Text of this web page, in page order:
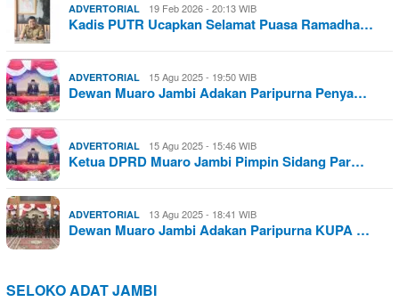
ADVERTORIAL 19 Feb 2026 - 20:13 WIB
Kadis PUTR Ucapkan Selamat Puasa Ramadha…
ADVERTORIAL 15 Agu 2025 - 19:50 WIB
Dewan Muaro Jambi Adakan Paripurna Penya…
ADVERTORIAL 15 Agu 2025 - 15:46 WIB
Ketua DPRD Muaro Jambi Pimpin Sidang Par…
ADVERTORIAL 13 Agu 2025 - 18:41 WIB
Dewan Muaro Jambi Adakan Paripurna KUPA …
SELOKO ADAT JAMBI